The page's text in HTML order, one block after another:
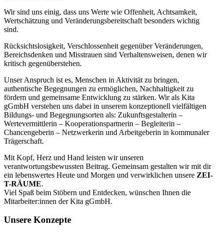
Wir sind uns einig, dass uns Werte wie Offenheit, Achtsamkeit,
Wertschätzung und Veränderungsbereitschaft besonders wichtig
sind.
Rücksichtslosigkeit, Verschlossenheit gegenüber Veränderungen,
Bereichsdenken und Misstrauen sind Verhaltensweisen, denen wir
kritisch gegenüberstehen.
Unser Anspruch ist es, Menschen in Aktivität zu bringen,
authentische Begegnungen zu ermöglichen, Nachhaltigkeit zu
fördern und gemeinsame Entwicklung zu stärken. Wir als Kita
gGmbH verstehen uns dabei in unserem konzeptionell vielfältigen
Bildungs- und Begegnungsorten als: Zukunftsgestalterin –
Wertevermittlerin – Kooperationspartnerin – Begleiterin –
Chancengeberin – Netzwerkerin und Arbeitgeberin in kommunaler
Trägerschaft.
Mit Kopf, Herz und Hand leisten wir unseren
verantwortungsbewussten Beitrag. Gemeinsam gestalten wir mit dir
ein lebenswertes Heute und Morgen und verwirklichen unsere ZEI-
T-RÄUME.
Viel Spaß beim Stöbern und Entdecken, wünschen Ihnen die
Mitarbeiter:innen der Kita gGmbH.
Unsere Konzepte